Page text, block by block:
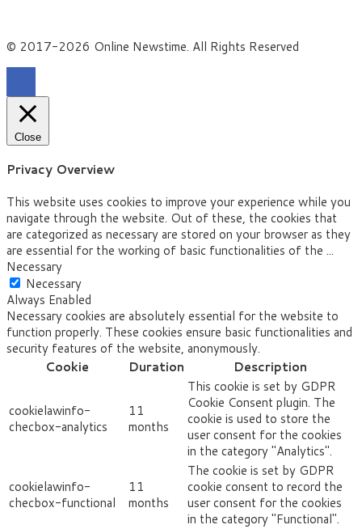
© 2017-2026 Online Newstime. All Rights Reserved
Close
Privacy Overview
This website uses cookies to improve your experience while you
navigate through the website. Out of these, the cookies that
are categorized as necessary are stored on your browser as they
are essential for the working of basic functionalities of the ...
Necessary
Necessary
Always Enabled
Necessary cookies are absolutely essential for the website to
function properly. These cookies ensure basic functionalities and
security features of the website, anonymously.
Cookie
Duration Description
cookielawinfo-
checbox-analytics
11
months
This cookie is set by GDPR
Cookie Consent plugin. The
cookie is used to store the
user consent for the cookies
in the category "Analytics".
cookielawinfo-
checbox-functional
11
months
The cookie is set by GDPR
cookie consent to record the
user consent for the cookies
in the category "Functional".